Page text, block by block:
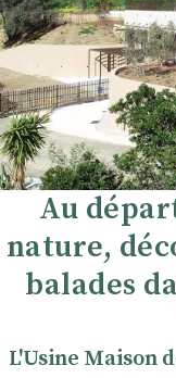
Au
nature,
balades
L'Usine Maison